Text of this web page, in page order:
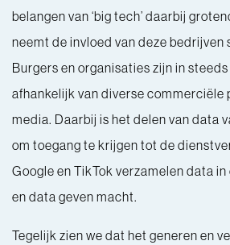
belangen van ‘big tech’ daarbij
neemt de invloed van deze bedrijven
Burgers en organisaties zijn in
afhankelijk van diverse commerciële
media. Daarbij is het delen van data
om toegang te krijgen tot de
Google en TikTok verzamelen data
en data geven macht.
Tegelijk zien we dat het generen en